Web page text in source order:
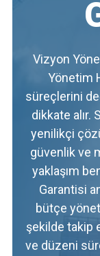
Vizyon
Yönetim
süreçlerini
dikkate alır.
yenilikçi
güvenlik ve
yaklaşım
Garantisi
bütçe
şekilde takip
ve düzeni